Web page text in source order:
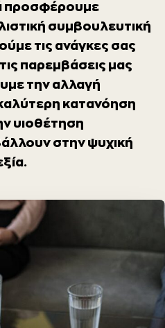
προσφέρουμε
συμβουλευτική
τις ανάγκες σας
παρεμβάσεις μας
την αλλαγή
κατανόηση
υιοθέτηση
στην ψυχική